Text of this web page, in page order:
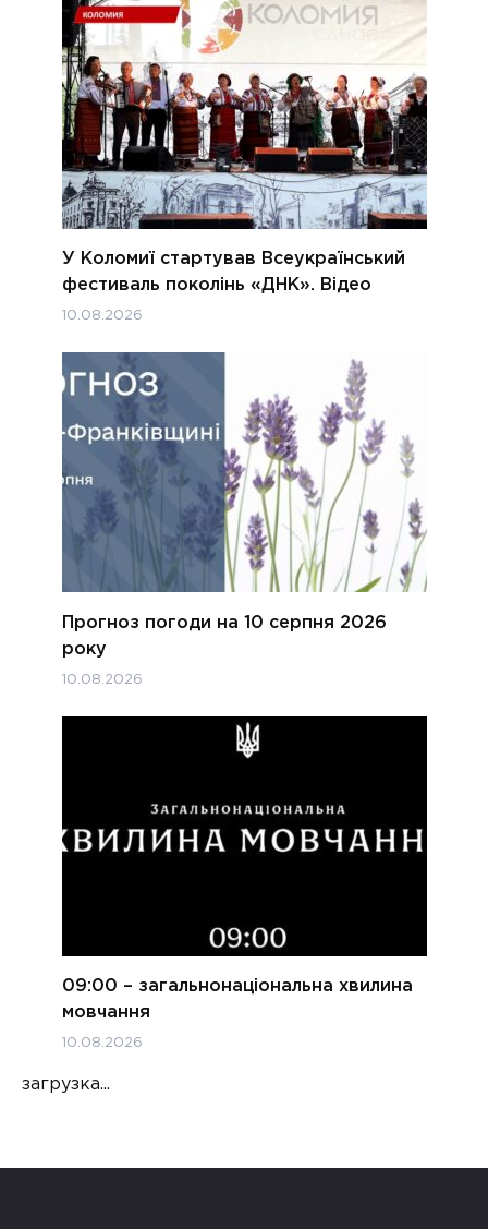
У Коломиї стартував Всеукраїнський
фестиваль поколінь «ДНК». Відео
10.08.2026
Прогноз погоди на 10 серпня 2026
року
10.08.2026
09:00 – загальнонаціональна хвилина
мовчання
10.08.2026
загрузка...